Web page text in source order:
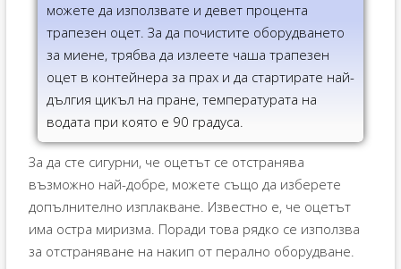
можете да използвате и девет процента
трапезен оцет. За да почистите оборудването
за миене, трябва да излеете чаша трапезен
оцет в контейнера за прах и да стартирате най-
дългия цикъл на пране, температурата на
водата при която е 90 градуса.
За да сте сигурни, че оцетът се отстранява
възможно най-добре, можете също да изберете
допълнително изплакване. Известно е, че оцетът
има остра миризма. Поради това рядко се използва
за отстраняване на накип от перално оборудване.